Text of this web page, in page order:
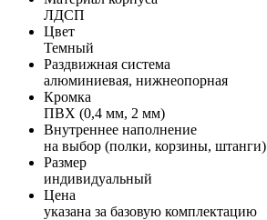
ЛДСП
Цвет
Темный
Раздвижная система
алюминиевая, нижнеопорная
Кромка
ПВХ (0,4 мм, 2 мм)
Внутреннее наполнение
на выбор (полки, корзины, штанги)
Размер
индивидуальный
Цена
указана за базовую комплектацию